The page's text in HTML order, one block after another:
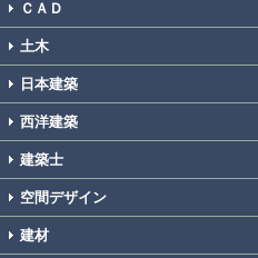
ＣＡＤ
土木
日本建築
西洋建築
建築士
空間デザイン
建材